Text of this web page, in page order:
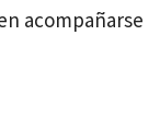
acompañarse